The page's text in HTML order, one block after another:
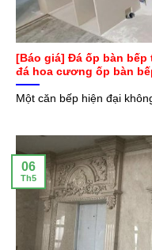
[Báo giá] Đá ốp bàn bếp
đá hoa cương ốp bàn
Một căn bếp hiện đại
06
Th5